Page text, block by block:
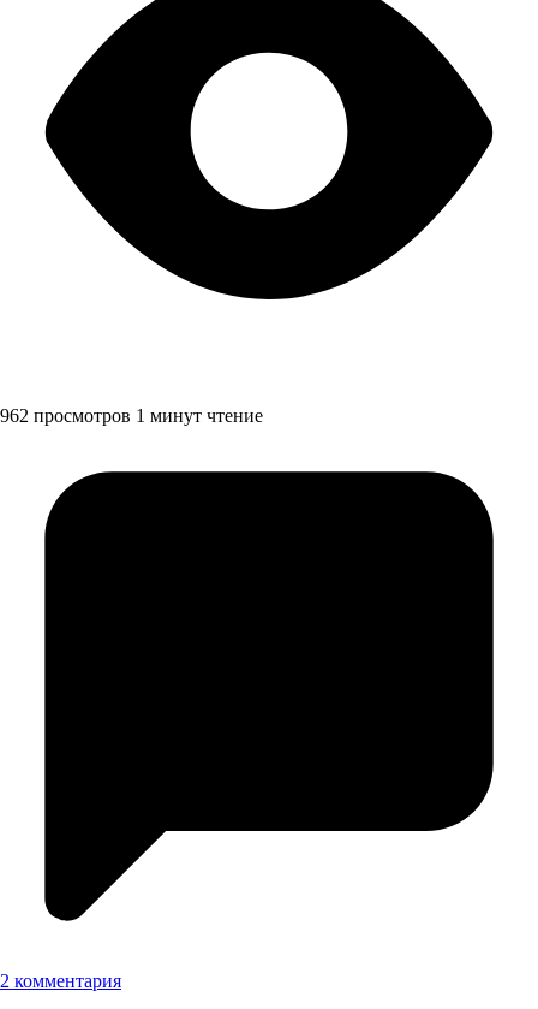
962 просмотров 1 минут чтение
2 комментария